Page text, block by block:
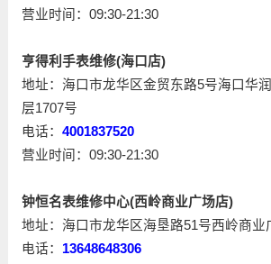
营业时间：09:30-21:30
亨得利手表维修(海口店)
地址：海口市龙华区金贸东路5号海口华
层1707号
电话： 4001837520
营业时间：09:30-21:30
钟恒名表维修中心(西岭商业广场店)
地址：海口市龙华区海垦路51号西岭商业
电话： 13648648306